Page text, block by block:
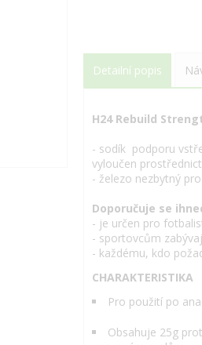
Detailní popis
H24 Rebuild
- sodík podporu
vyloučen
- železo nezbytný
Doporučuje se
- je určen pro
- sportovcům
- každému, kdo
CHARAKTERISTIKA
Pro použití po
Obsahuje 25g